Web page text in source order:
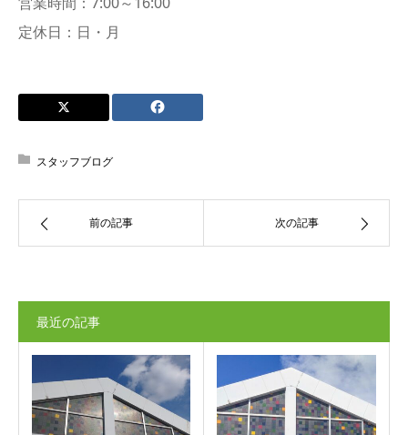
定休日：日・月
スタッフブログ
前の記事 次の記事
最近の記事